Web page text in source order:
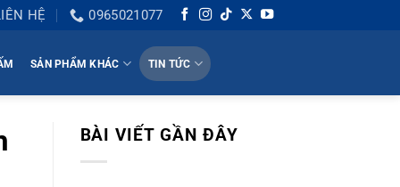
HỆ 0965021077
SẢN PHẨM KHÁC TIN TỨC
BÀI VIẾT GẦN ĐÂY